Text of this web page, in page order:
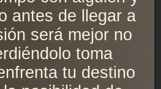
antes de llegar a
será mejor no
toma
tu destino